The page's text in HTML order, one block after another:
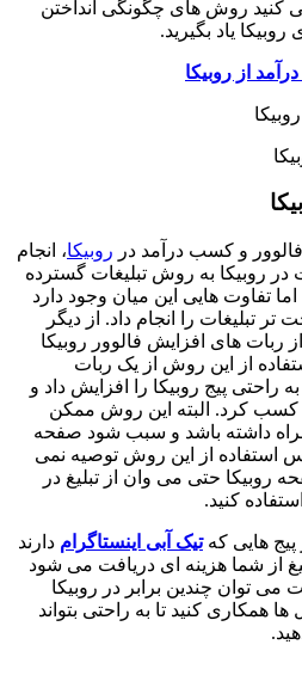
کنید روش های چگونگی انداختن
یاد بگیرید.
از روبیکا
و کسب درآمد در روبیکا، انجام
در روبیکا به روش تبلیغات گسترده
تفاوت هایی این میان وجود دارد
تبلیغات را انجام داد. از دیگر
ربات های افزایش فالوور روبیکا
از این روش از یک ربات
راحتی پیج روبیکا را افزایش داد و
کسب کرد. البته این روش ممکن
داشته باشد و سبب شود صفحه
استفاده از این روش توصیه نمی
روبیکا حتی می وان از تبلیغ در
کنید.
پیج هایی کهتیک آبی اینستاگرام دارند
از شما هزینه ای دریافت می شود
توان چندین برابر در روبیکا
همکاری کنید تا به راحتی بتواند